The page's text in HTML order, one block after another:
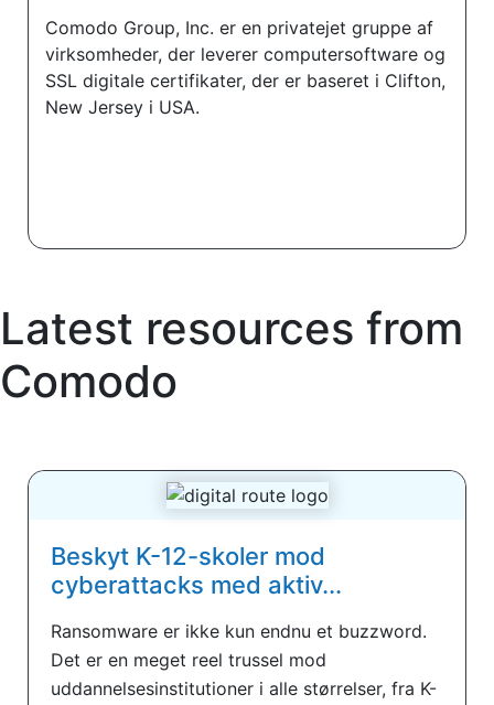
Comodo Group, Inc. er en privatejet gruppe af
virksomheder, der leverer computersoftware og
SSL digitale certifikater, der er baseret i Clifton,
New Jersey i USA.
Latest resources from
Comodo
Beskyt K-12-skoler mod
cyberattacks med aktiv...
Ransomware er ikke kun endnu et buzzword.
Det er en meget reel trussel mod
uddannelsesinstitutioner i alle størrelser, fra K-